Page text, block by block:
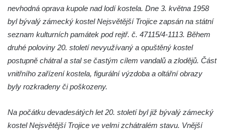
Kostel svatého Vavřince v Teplicích nad
Metují
Hrobová kaple Johanna Nitsche na
hřbitově na Vlčí Hoře
Kaple Panny Marie Karmelské na Vlčí Hoře
Kostel svatého Bartoloměje v Teplicích
nevhodná oprava kupole nad lodí kostela. Dne 3. května 1958
byl bývalý zámecký kostel Nejsvětější Trojice zapsán na státní
seznam kulturních památek pod rejtř. č. 47115/4-1113. Během
druhé poloviny 20. století nevyužívaný a opuštěný kostel
postupně chátral a stal se častým cílem vandalů a zlodějů. Část
vnitřního zařízení kostela, figurální výzdoba a oltářní obrazy
byly rozkradeny či poškozeny.
Na počátku devadesátých let 20. století byl již bývalý zámecký
kostel Nejsvětější Trojice ve velmi zchátralém stavu. Vnější